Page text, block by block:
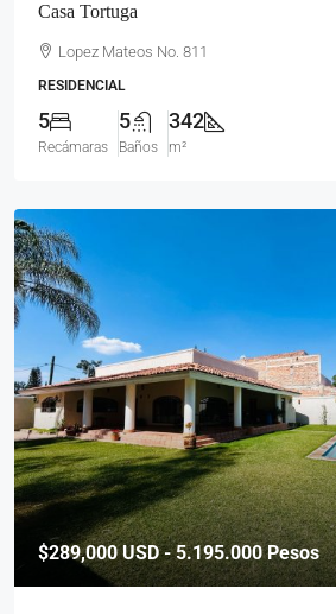
Casa Tortuga
Lopez Mateos No. 811
RESIDENCIAL
5
Recámaras
5
Baños
342
m²
$289,000USD - 5.195.000 Pesos